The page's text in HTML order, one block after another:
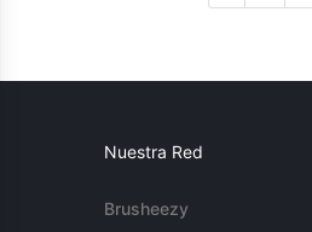
Nuestra Red
Brusheezy